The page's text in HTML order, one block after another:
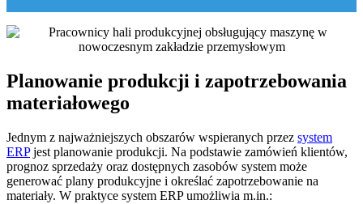
Planowanie produkcji i zapotrzebowania
materiałowego
Jednym z najważniejszych obszarów wspieranych przez system
ERPjest planowanie produkcji. Na podstawie zamówień klientów,
prognoz sprzedaży oraz dostępnych zasobów system może
generować plany produkcyjne i określać zapotrzebowanie na
materiały. W praktyce system ERP umożliwia m.in.: